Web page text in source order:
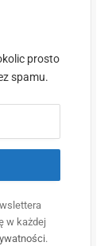
prosto
spamu.
w każdej
.